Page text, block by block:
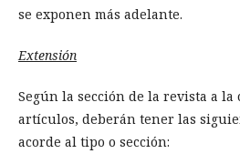
se exponen más adelante.
Extensión
Según la sección de la revista a
artículos, deberán tener las
acorde al tipo o sección: